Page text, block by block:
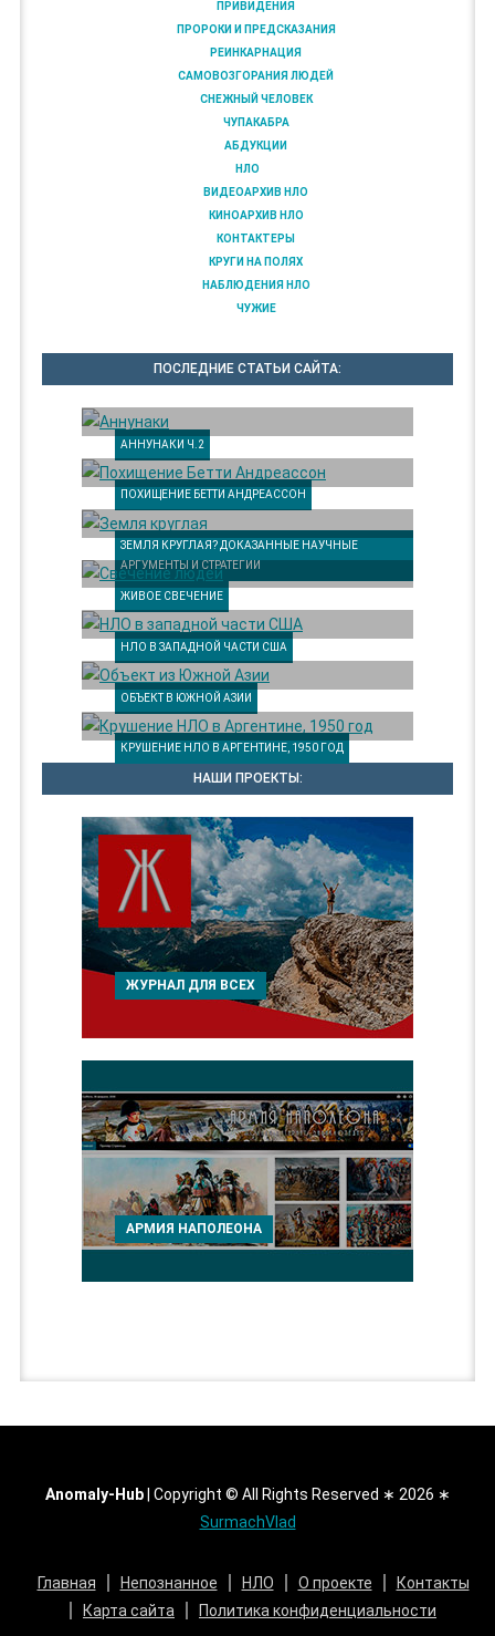
ПРИВИДЕНИЯ
ПРОРОКИ И ПРЕДСКАЗАНИЯ
РЕИНКАРНАЦИЯ
САМОВОЗГОРАНИЯ ЛЮДЕЙ
СНЕЖНЫЙ ЧЕЛОВЕК
ЧУПАКАБРА
АБДУКЦИИ
НЛО
ВИДЕОАРХИВ НЛО
КИНОАРХИВ НЛО
КОНТАКТЕРЫ
КРУГИ НА ПОЛЯХ
НАБЛЮДЕНИЯ НЛО
ЧУЖИЕ
ПОСЛЕДНИЕ СТАТЬИ САЙТА:
АННУНАКИ Ч.2
ПОХИЩЕНИЕ БЕТТИ АНДРЕАССОН
ЗЕМЛЯ КРУГЛАЯ? ДОКАЗАННЫЕ НАУЧНЫЕ
АРГУМЕНТЫ И СТРАТЕГИИ
ЖИВОЕ СВЕЧЕНИЕ
НЛО В ЗАПАДНОЙ ЧАСТИ США
ОБЪЕКТ В ЮЖНОЙ АЗИИ
КРУШЕНИЕ НЛО В АРГЕНТИНЕ, 1950 ГОД
НАШИ ПРОЕКТЫ:
ЖУРНАЛ ДЛЯ ВСЕХ
АРМИЯ НАПОЛЕОНА
Anomaly-Hub Copyright © All Rights Reserved ∗ 2026 ∗
SurmachVlad
Главная Непознанное НЛО О проекте
Контакты
Карта сайта
Политика конфиденциальности